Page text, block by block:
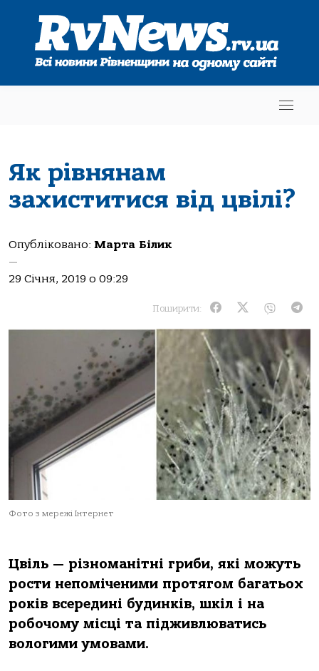
Як рівнянам
захиститися від цвілі?
Опубліковано: Марта Білик
—
29 Січня, 2019 о 09:29
Поширити:
Фото з мережі Інтернет
Цвіль — різноманітні гриби, які можуть
рости непоміченими протягом багатьох
років всередині будинків, шкіл і на
робочому місці та підживлюватись
вологими умовами.